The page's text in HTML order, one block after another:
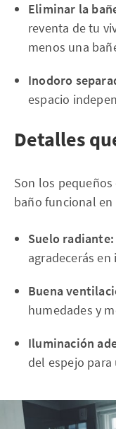
Eliminar la
reventa de tu
menos una
Inodoro
espacio
Detalles
Son los
baño funcional
Suelo radiante:
agradecerás en
Buena
humedades y
Iluminación
del espejo